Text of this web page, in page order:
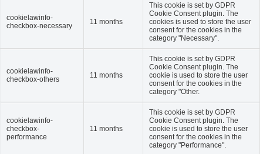
cookielawinfo-
checkbox-necessary
11 months
This cookie is set by GDPR
Cookie Consent plugin. The
cookies is used to store the user
consent for the cookies in the
category "Necessary".
cookielawinfo-
checkbox-others
11 months
This cookie is set by GDPR
Cookie Consent plugin. The
cookie is used to store the user
consent for the cookies in the
category "Other.
cookielawinfo-
checkbox-
performance
11 months
This cookie is set by GDPR
Cookie Consent plugin. The
cookie is used to store the user
consent for the cookies in the
category "Performance".